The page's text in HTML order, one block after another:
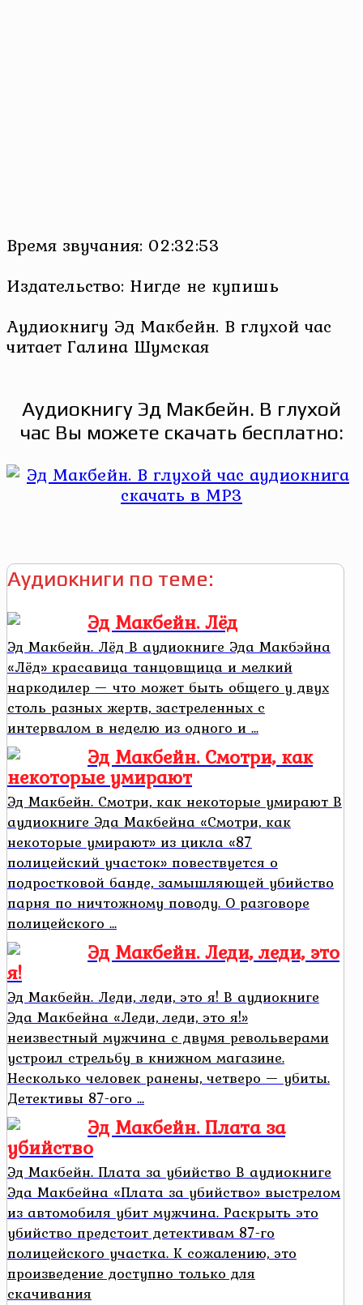
Время звучания: 02:32:53
Издательство: Нигде не купишь
Аудиокнигу Эд Макбейн. В глухой час
читает Галина Шумская
Аудиокнигу Эд Макбейн. В глухой
час Вы можете скачать бесплатно:
Аудиокниги по теме:
Эд Макбейн. Лёд
Эд Макбейн. Лёд В аудиокниге Эда Макбэйна
«Лёд» красавица танцовщица и мелкий
наркодилер — что может быть общего у двух
столь разных жертв, застреленных с
интервалом в неделю из одного и ...
Эд Макбейн. Смотри, как
некоторые умирают
Эд Макбейн. Смотри, как некоторые умирают В
аудиокниге Эда Макбейна «Смотри, как
некоторые умирают» из цикла «87
полицейский участок» повествуется о
подростковой банде, замышляющей убийство
парня по ничтожному поводу. О разговоре
полицейского ...
Эд Макбейн. Леди, леди, это
я!
Эд Макбейн. Леди, леди, это я! В аудиокниге
Эда Макбейна «Леди, леди, это я!»
неизвестный мужчина с двумя револьверами
устроил стрельбу в книжном магазине.
Несколько человек ранены, четверо — убиты.
Детективы 87-ого ...
Эд Макбейн. Плата за
убийство
Эд Макбейн. Плата за убийство В аудиокниге
Эда Макбейна «Плата за убийство» выстрелом
из автомобиля убит мужчина. Раскрыть это
убийство предстоит детективам 87-го
полицейского участка. К сожалению, это
произведение доступно только для
скачивания